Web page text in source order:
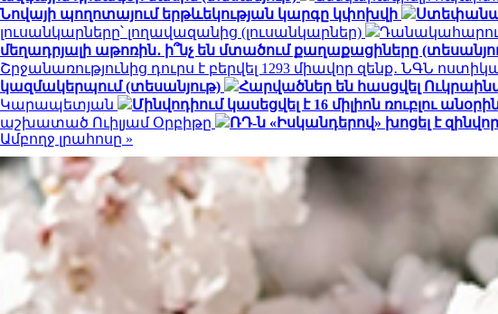
Նովայի պողոտայում երթևեկության կարգը կփոխվի
լուսանկարները՝ լողավազանից (լուսանկարներ)
մեղադրյալի աթոռին․ ի՞նչ են մտածում քաղաքացիները
Շրջանառությունից դուրս է բերվել 1293 միավոր զենք․ ՆԳՆ
կազմակերպում (տեսանյութ)
Հարվածներ են հասցվել
Կարապետյան
Մինվոդիում կասեցվել է 16 միլիոն ռուբլու
աշխատած Ուիլյամ Օրբիթը
ՌԴ-ն «Իսկանդերով» խոցել է
Ամբողջ լրահոսը »